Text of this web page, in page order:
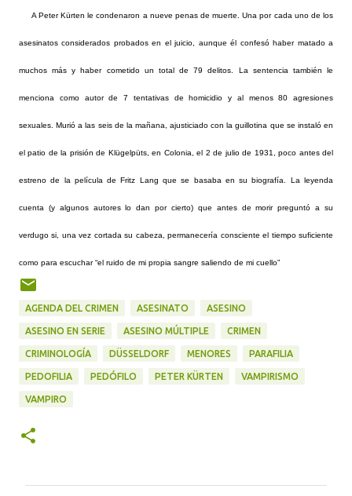
A Peter Kürten le condenaron a nueve penas de muerte. Una por cada uno de los
asesinatos considerados probados en el juicio, aunque él confesó haber matado a
muchos más y haber cometido un total de 79 delitos. La sentencia también le
menciona como autor de 7 tentativas de homicidio y al menos 80 agresiones
sexuales. Murió a las seis de la mañana, ajusticiado con la guillotina que se instaló en
el patio de la prisión de Klügelpüts, en Colonia, el 2 de julio de 1931, poco antes del
estreno de la película de Fritz Lang que se basaba en su biografía. La leyenda
cuenta (y algunos autores lo dan por cierto) que antes de morir preguntó a su
verdugo si, una vez cortada su cabeza, permanecería consciente el tiempo suficiente
como para escuchar “el ruido de mi propia sangre saliendo de mi cuello”
AGENDA DEL CRIMEN ASESINATO ASESINO
ASESINO EN SERIE ASESINO MÚLTIPLE CRIMEN
CRIMINOLOGÍA DÜSSELDORF MENORES PARAFILIA
PEDOFILIA PEDÓFILO PETER KÜRTEN VAMPIRISMO
VAMPIRO